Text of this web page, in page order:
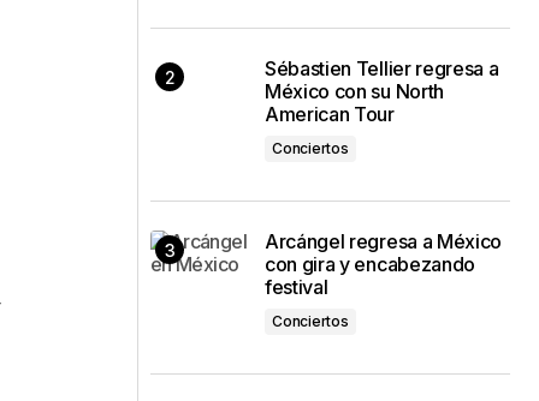
Sébastien Tellier regresa a
México con su North
American Tour
Conciertos
Arcángel regresa a México
con gira y encabezando
festival
Conciertos